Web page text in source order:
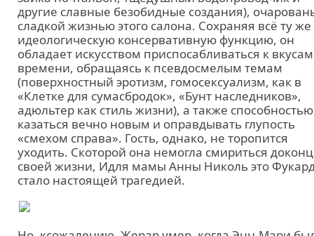
другие славные безобидные создания),
сладкой жизнью этого салона. Сохраняя всё ту же
идеологическую консервативную функцию, он
обладает искусством приспосабливаться к вкусам
времени, обращаясь к псевдосмелым темам
(поверхностный эротизм, гомосексуализм, как в
«Клетке для сумасбродок», «Бунт наследников»,
адюльтер как стиль жизни), а также способностью
казаться вечно новым и оправдывать глупость
«смехом справа». Гость, однако, не торопится
уходить. Скоторой она немогла смириться
своей жизни, Идля мамы Анны Николь это
стало настоящей трагедией.